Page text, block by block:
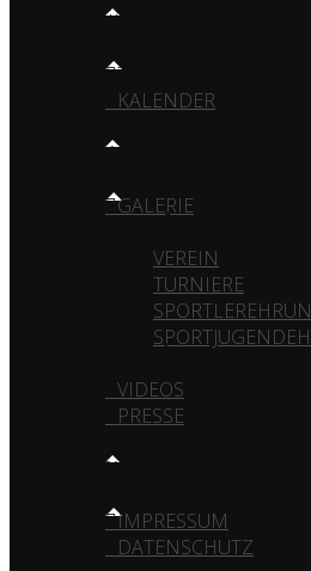
TRAINING
TRAININGSZEITEN
KALENDER
MEDIA
GALERIE
VEREIN
TURNIERE
VIDEOS
PRESSE
KONTAKT
IMPRESSUM
DATENSCHUTZ